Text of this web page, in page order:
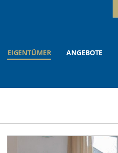
EIGENTÜMER ANGEBOTE